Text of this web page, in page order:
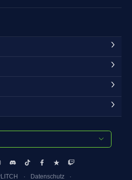
Datenschutz